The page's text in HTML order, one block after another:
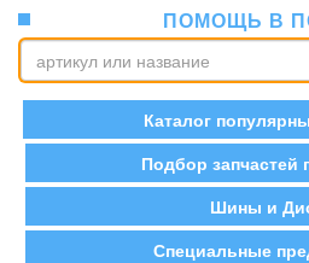
ПОМОЩЬ В
Каталог
Подбор запчастей
Шины и
Специальные